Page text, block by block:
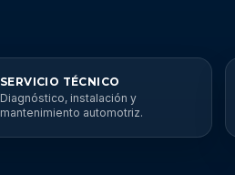
SERVICIO TÉCNICO
Diagnóstico, instalación y
mantenimiento automotriz.